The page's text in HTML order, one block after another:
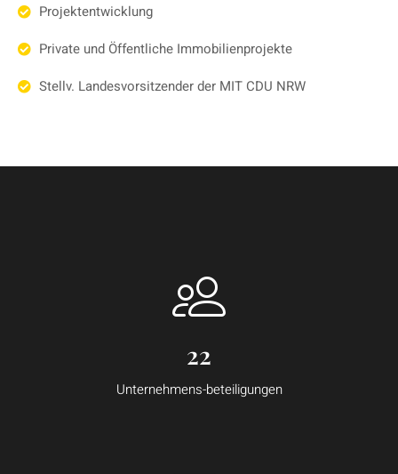
Projektentwicklung
Private und Öffentliche Immobilienprojekte
Stellv. Landesvorsitzender der MIT CDU NRW
22
Unternehmens-beteiligungen